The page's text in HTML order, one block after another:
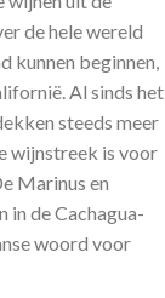
de hele wereld
kunnen beginnen,
Al sinds het
steeds meer
wijnstreek is voor
Marinus en
in de Cachagua-
woord voor